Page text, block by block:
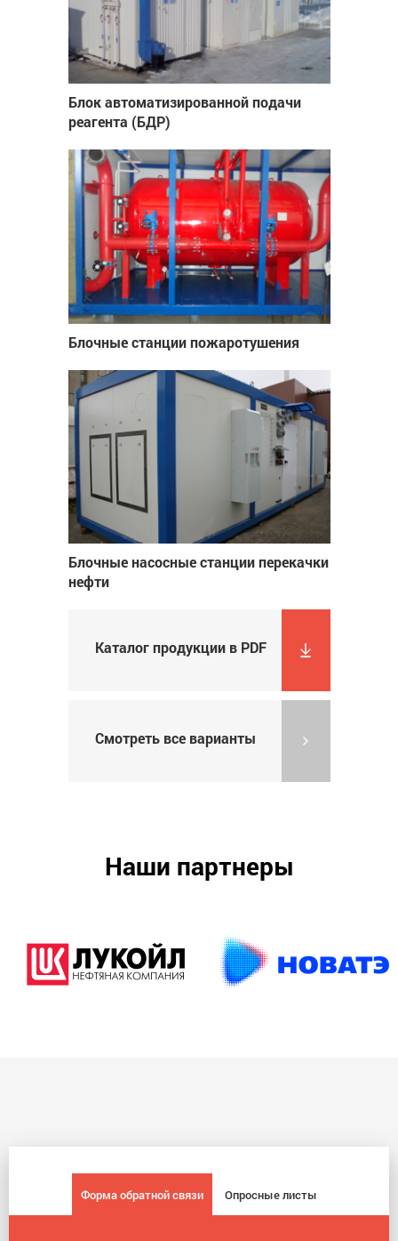
Блок автоматизированной подачи
реагента (БДР)
Блочные станции пожаротушения
Блочные насосные станции перекачки
нефти
Каталог продукции в PDF
Смотреть все варианты
Наши партнеры
Форма обратной связи Опросные листы